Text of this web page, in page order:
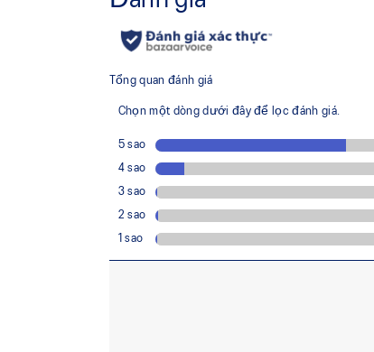
Rearfoot and forefoot GEL™ technology
Shock-attenuating material placed in the
and shock absorption.
TPU TRUSSTIC™ technology
This support unit helps increase stability.
Smooth heel to toe transition
Angled heel softens heel contact with the
heel to toe transitions.